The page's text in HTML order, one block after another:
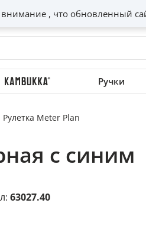
, что обновленный
Ручки
Рулетка Meter Plan
с синим
63027.40